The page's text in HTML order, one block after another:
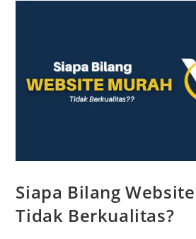
Siapa Bilang
Tidak Berkualitas?